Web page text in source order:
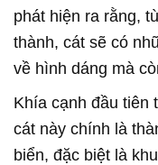
phát hiện ra rằng,
thành, cát sẽ có
về hình dáng mà
Khía cạnh đầu tiên
cát này chính là
biển, đặc biệt là